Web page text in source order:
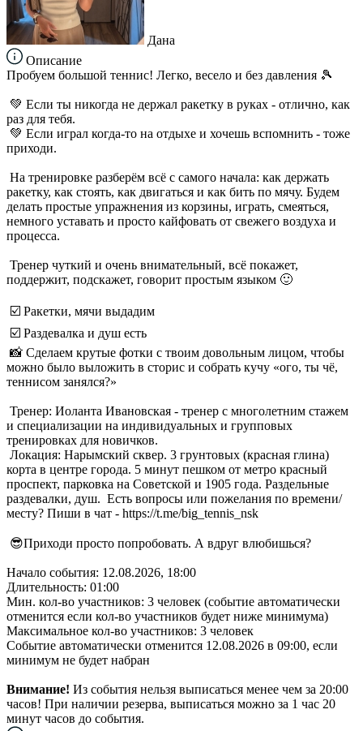
Дана
Описание
Пробуем большой теннис! Легко, весело и без давления 🎾
💚 Если ты никогда не держал ракетку в руках - отлично, как
раз для тебя.
💚 Если играл когда-то на отдыхе и хочешь вспомнить - тоже
приходи.
На тренировке разберём всё с самого начала: как держать
ракетку, как стоять, как двигаться и как бить по мячу. Будем
делать простые упражнения из корзины, играть, смеяться,
немного уставать и просто кайфовать от свежего воздуха и
процесса.
Тренер чуткий и очень внимательный, всё покажет,
поддержит, подскажет, говорит простым языком 🙂
☑️ Ракетки, мячи выдадим
☑️ Раздевалка и душ есть
📸 Сделаем крутые фотки с твоим довольным лицом, чтобы
можно было выложить в сторис и собрать кучу «ого, ты чё,
теннисом занялся?»
Тренер: Иоланта Ивановская - тренер с многолетним стажем
и специализации на индивидуальных и групповых
тренировках для новичков.
Локация: Нарымский сквер. 3 грунтовых (красная глина)
корта в центре города. 5 минут пешком от метро красный
проспект, парковка на Советской и 1905 года. Раздельные
раздевалки, душ. Есть вопросы или пожелания по времени/
месту? Пиши в чат - ​​https://t.me/big_tennis_nsk
😎Приходи просто попробовать. А вдруг влюбишься?
Начало события: 12.08.2026, 18:00
Длительность: 01:00
Мин. кол-во участников: 3 человек (событие автоматически
отменится если кол-во участников будет ниже минимума)
Максимальное кол-во участников: 3 человек
Событие автоматически отменится 12.08.2026 в 09:00, если
минимум не будет набран
Внимание! Из события нельзя выписаться менее чем за 20:00
часов! При наличии резерва, выписаться можно за 1 час 20
минут часов до события.